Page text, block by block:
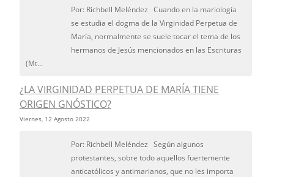
Por: Richbell Meléndez Cuando en la mariología
se estudia el dogma de la Virginidad Perpetua de
María, normalmente se suele tocar el tema de los
hermanos de Jesús mencionados en las Escrituras
(Mt...
¿LA VIRGINIDAD PERPETUA DE MARÍA TIENE
ORIGEN GNÓSTICO?
Viernes, 12 Agosto 2022
Por: Richbell Meléndez Según algunos
protestantes, sobre todo aquellos fuertemente
anticatólicos y antimarianos, que no les importa